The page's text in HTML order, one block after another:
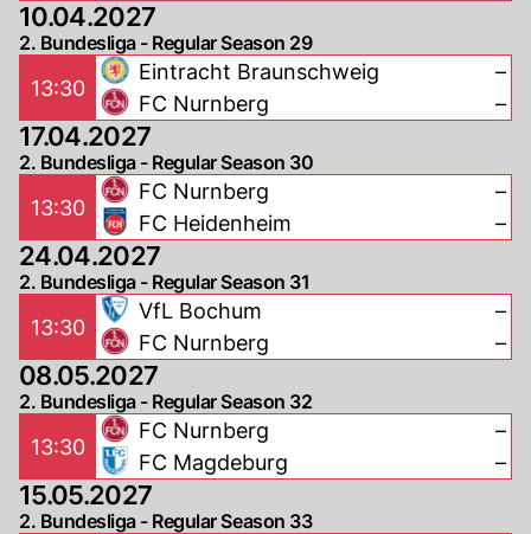
10.04.2027
2. Bundesliga - Regular Season 29
13:30
Eintracht Braunschweig
FC Nurnberg
–
–
17.04.2027
2. Bundesliga - Regular Season 30
13:30
FC Nurnberg
FC Heidenheim
–
–
24.04.2027
2. Bundesliga - Regular Season 31
13:30
VfL Bochum
FC Nurnberg
–
–
08.05.2027
2. Bundesliga - Regular Season 32
13:30
FC Nurnberg
FC Magdeburg
–
–
15.05.2027
2. Bundesliga - Regular Season 33